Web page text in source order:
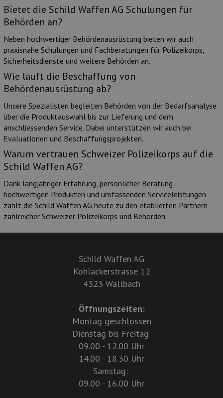
Bietet die Schild Waffen AG Schulungen für
Behörden an?
Neben hochwertiger Behördenausrüstung bieten wir auch
praxisnahe Schulungen und Fachberatungen für Polizeikorps,
Sicherheitsdienste und weitere Behörden an.
Wie läuft die Beschaffung von
Behördenausrüstung ab?
Unsere Spezialisten begleiten Behörden von der Bedarfsanalyse
über die Produktauswahl bis zur Lieferung und dem
anschliessenden Service. Dabei unterstützen wir auch bei
Evaluationen und Beschaffungsprojekten.
Warum vertrauen Schweizer Polizeikorps auf die
Schild Waffen AG?
Dank langjähriger Erfahrung, persönlicher Beratung,
hochwertigen Produkten und umfassenden Serviceleistungen
zählt die Schild Waffen AG heute zu den etablierten Partnern
zahlreicher Schweizer Polizeikorps und Behörden.
Schild Waffen AG
Kohlackerstrasse 12
4323 Wallbach
Öffnungszeiten:
Montag geschlossen
Dienstag bis Freitag
09.00 - 12.00 Uhr
14.00 - 18.30 Uhr
Samstag:
09.00 - 16.00 Uhr